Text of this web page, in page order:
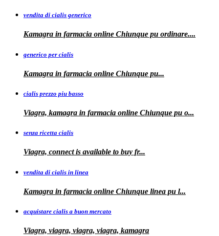
vendita di cialis generico
Kamagra in farmacia online Chiunque pu ordinare....
generico per cialis
Kamagra in farmacia online Chiunque pu...
cialis prezzo piu basso
Viagra, kamagra in farmacia online Chiunque pu o...
senza ricetta cialis
Viagra, connect is available to buy fr...
vendita di cialis in linea
Kamagra in farmacia online Chiunque linea pu l...
acquistare cialis a buon mercato
Viagra, viagra, viagra, viagra, kamagra